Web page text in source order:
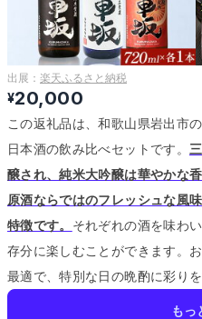
出展： 楽天ふるさと納税
¥20,000
この返礼品は、和歌山県岩出市
日本酒の飲み比べセットです。
醸され、純米大吟醸は華やかな
原酒ならではのフレッシュな風
特徴です。 それぞれの酒を味わ
存分に楽しむことができます。
最適で、特別な日の晩酌に彩り
もっ